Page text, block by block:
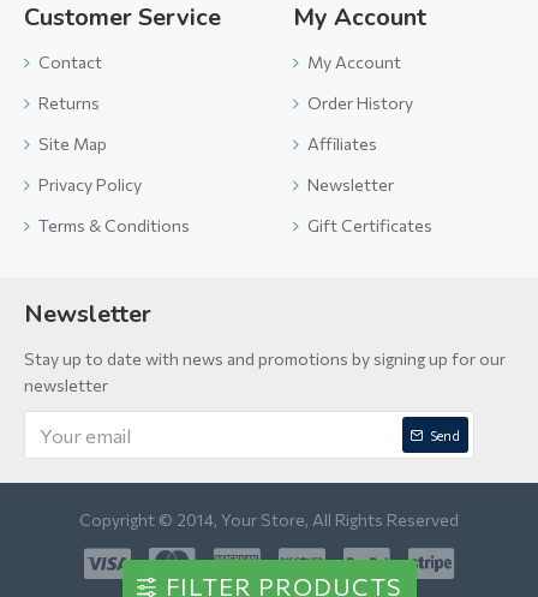
Customer Service
Contact
Returns
Site Map
Privacy Policy
Terms & Conditions
My Account
My Account
Order History
Affiliates
Newsletter
Gift Certificates
Newsletter
Stay up to date with news and promotions by signing up for our
newsletter
Send
Copyright © 2014, Your Store, All Rights Reserved
FILTER PRODUCTS